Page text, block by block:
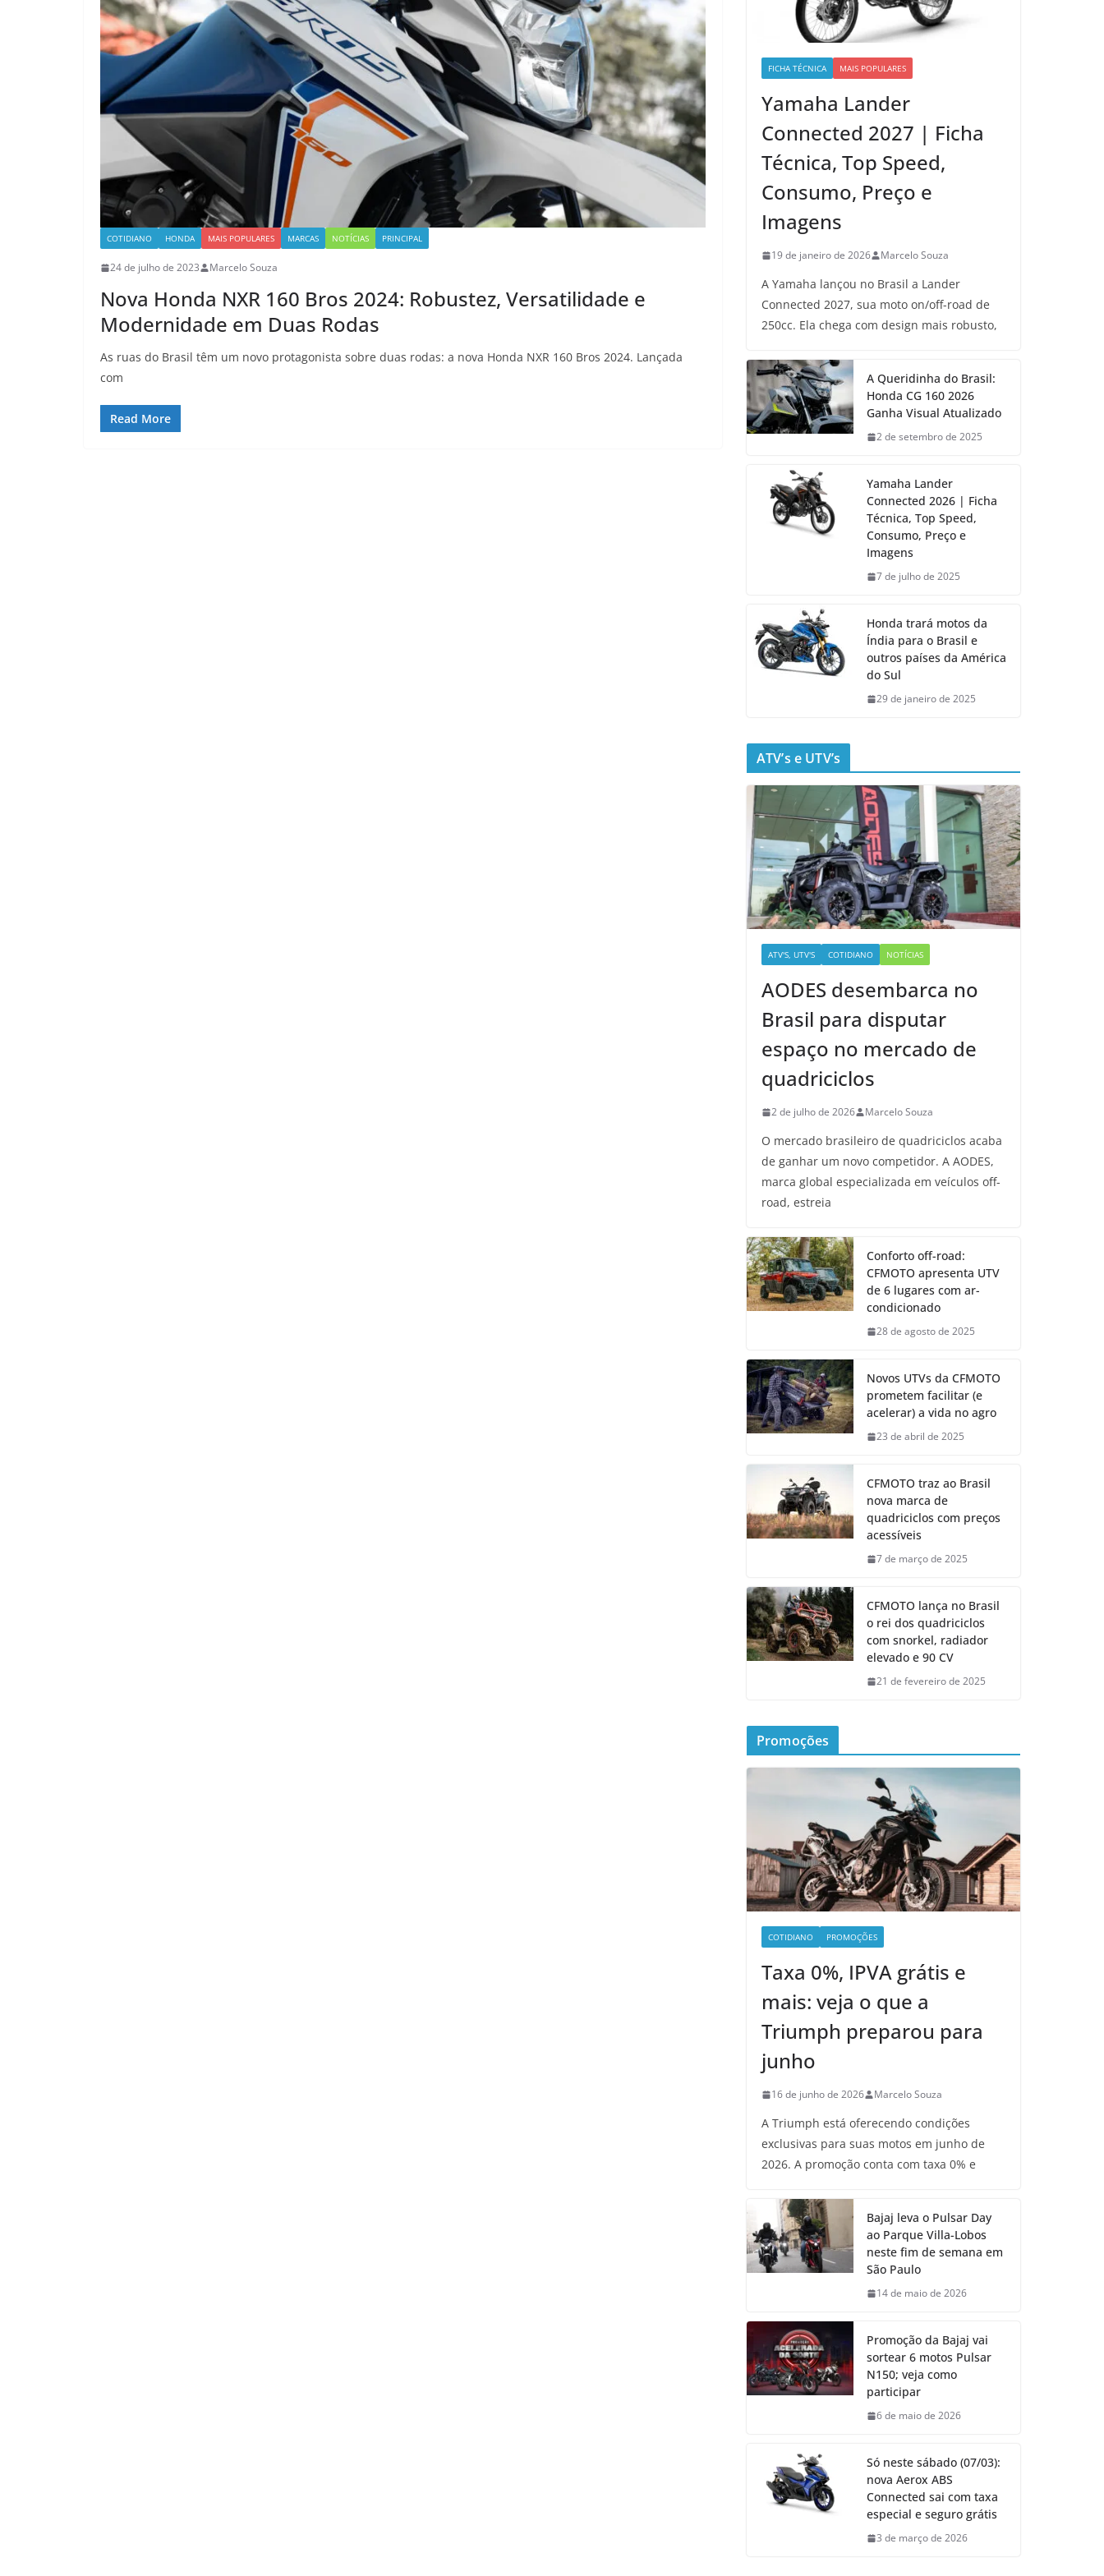
COTIDIANO HONDA MAIS POPULARES MARCAS NOTÍCIAS PRINCIPAL
24 de julho de 2023 Marcelo Souza
Nova Honda NXR 160 Bros 2024: Robustez, Versatilidade e
Modernidade em Duas Rodas
As ruas do Brasil têm um novo protagonista sobre duas rodas: a nova Honda NXR 160 Bros 2024. Lançada
com
Read More
FICHA TÉCNICA MAIS POPULARES
Yamaha Lander
Connected 2027 | Ficha
Técnica, Top Speed,
Consumo, Preço e
Imagens
19 de janeiro de 2026 Marcelo Souza
A Yamaha lançou no Brasil a Lander
Connected 2027, sua moto on/off-road de
250cc. Ela chega com design mais robusto,
A Queridinha do Brasil:
Honda CG 160 2026
Ganha Visual Atualizado
2 de setembro de 2025
Yamaha Lander
Connected 2026 | Ficha
Técnica, Top Speed,
Consumo, Preço e
Imagens
7 de julho de 2025
Honda trará motos da
Índia para o Brasil e
outros países da América
do Sul
29 de janeiro de 2025
ATV’s e UTV’s
ATV'S, UTV'S COTIDIANO NOTÍCIAS
AODES desembarca no
Brasil para disputar
espaço no mercado de
quadriciclos
2 de julho de 2026 Marcelo Souza
O mercado brasileiro de quadriciclos acaba
de ganhar um novo competidor. A AODES,
marca global especializada em veículos off-
road, estreia
Conforto off-road:
CFMOTO apresenta UTV
de 6 lugares com ar-
condicionado
28 de agosto de 2025
Novos UTVs da CFMOTO
prometem facilitar (e
acelerar) a vida no agro
23 de abril de 2025
CFMOTO traz ao Brasil
nova marca de
quadriciclos com preços
acessíveis
7 de março de 2025
CFMOTO lança no Brasil
o rei dos quadriciclos
com snorkel, radiador
elevado e 90 CV
21 de fevereiro de 2025
Promoções
COTIDIANO PROMOÇÕES
Taxa 0%, IPVA grátis e
mais: veja o que a
Triumph preparou para
junho
16 de junho de 2026 Marcelo Souza
A Triumph está oferecendo condições
exclusivas para suas motos em junho de
2026. A promoção conta com taxa 0% e
Bajaj leva o Pulsar Day
ao Parque Villa-Lobos
neste fim de semana em
São Paulo
14 de maio de 2026
Promoção da Bajaj vai
sortear 6 motos Pulsar
N150; veja como
participar
6 de maio de 2026
Só neste sábado (07/03):
nova Aerox ABS
Connected sai com taxa
especial e seguro grátis
3 de março de 2026